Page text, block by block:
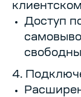
Доступ
4.